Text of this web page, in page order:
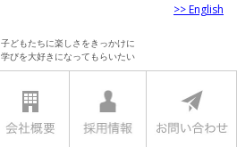
>> English
子どもたちに楽しさをきっかけに
学びを大好きになってもらいたい